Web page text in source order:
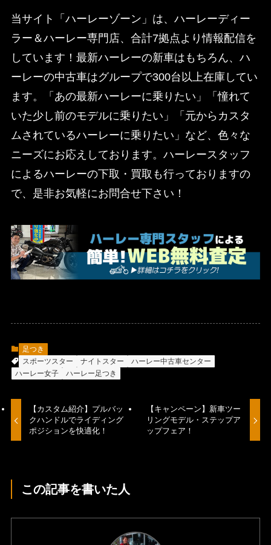
当サイト「ハーレーゾーン」は、ハーレーディー
ラー＆ハーレー専門店、合計7拠点より情報配信を
しています！最新ハーレーの新車はもちろん、ハ
ーレーの中古車はグループで300台以上在庫してい
ます。「あの最新ハーレーに乗りたい」「憧れて
いた少し前のモデルに乗りたい」「元からカスタ
ムされているハーレーに乗りたい」など、色々な
ニーズにお応えしております。ハーレースタッフ
によるハーレーの下取・買取も行っておりますの
で、是非お気軽にお問合せ下さい！
足つき
スポーツスター
ナイトスター
ハーレー中古車センター
ハーレー女子
ハーレー足つき
【カスタム紹介】プルバッ
クハンドルでライディング
ポジションを快適化！
【キャンペーン】新車ツー
リングモデル・ステップア
ップフェア！
この記事を書いた人